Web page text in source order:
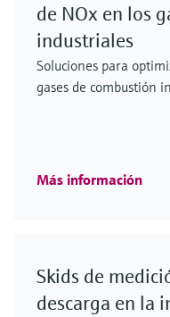
de NOx en los
industriales
Soluciones para
gases de combustión
Más información
Skids de
descarga en la